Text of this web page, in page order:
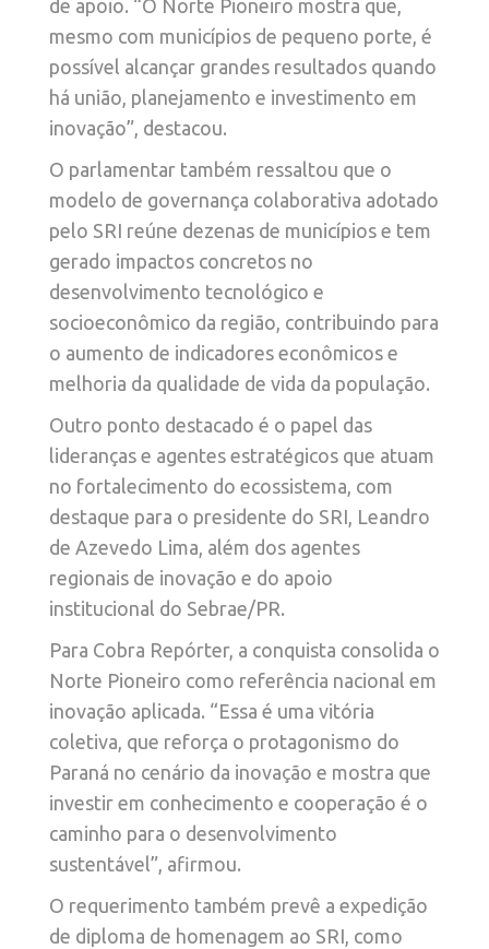
de apoio. “O Norte Pioneiro mostra que,
mesmo com municípios de pequeno porte, é
possível alcançar grandes resultados quando
há união, planejamento e investimento em
inovação”, destacou.
O parlamentar também ressaltou que o
modelo de governança colaborativa adotado
pelo SRI reúne dezenas de municípios e tem
gerado impactos concretos no
desenvolvimento tecnológico e
socioeconômico da região, contribuindo para
o aumento de indicadores econômicos e
melhoria da qualidade de vida da população.
Outro ponto destacado é o papel das
lideranças e agentes estratégicos que atuam
no fortalecimento do ecossistema, com
destaque para o presidente do SRI, Leandro
de Azevedo Lima, além dos agentes
regionais de inovação e do apoio
institucional do Sebrae/PR.
Para Cobra Repórter, a conquista consolida o
Norte Pioneiro como referência nacional em
inovação aplicada. “Essa é uma vitória
coletiva, que reforça o protagonismo do
Paraná no cenário da inovação e mostra que
investir em conhecimento e cooperação é o
caminho para o desenvolvimento
sustentável”, afirmou.
O requerimento também prevê a expedição
de diploma de homenagem ao SRI, como